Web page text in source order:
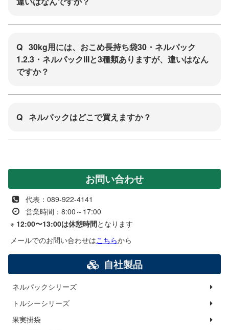
Q 30kg用には、おこめ長持ち袋30・ネルパック
1.2.3・ネルパックIIIと3種類ありますが、違いはなん
ですか？
Q ネルパックはどこで買えますか？
お問い合わせ
代表：089-922-4141
営業時間：8:00～17:00
※ 12:00〜13:00は休憩時間となります
メールでのお問い合わせはこちらから
自社製品
ネルパックシリーズ
トルシーシリーズ
果実掛袋